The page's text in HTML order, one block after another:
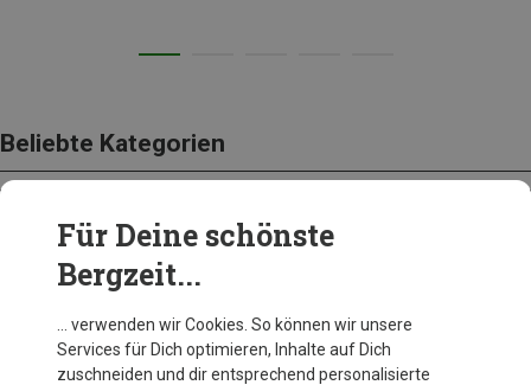
Beliebte Kategorien
BEKLEIDUNG
Für Deine schönste
Bergzeit...
… verwenden wir Cookies. So können wir unsere
Services für Dich optimieren, Inhalte auf Dich
zuschneiden und dir entsprechend personalisierte